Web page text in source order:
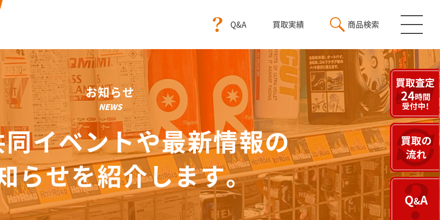
Q&A 買取実績 商品検索
お知らせ
NEWS
同イベントや最新情報の
らせを紹介します。